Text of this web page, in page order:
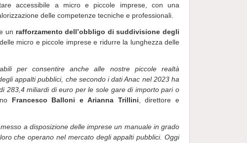
accessibile a micro e piccole imprese, con una
delle competenze tecniche e professionali.
un rafforzamento dell’obbligo di suddivisione degli
micro e piccole imprese e ridurre la lunghezza delle
per consentire anche alle nostre piccole realtà
appalti pubblici, che secondo i dati Anac nel 2023 ha
283,4 miliardi di euro per le sole gare di importo pari o
Francesco Balloni e Arianna Trillini , direttore e
a disposizione delle imprese un manuale in grado
che operano nel mercato degli appalti pubblici. Oggi